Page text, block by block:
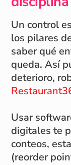
Un control
los pilares
saber qué
queda. Así
deterioro,
Usar
digitales te
conteos,
(reorder